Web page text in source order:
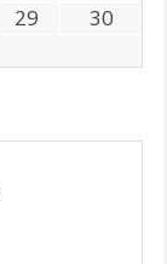
29
30